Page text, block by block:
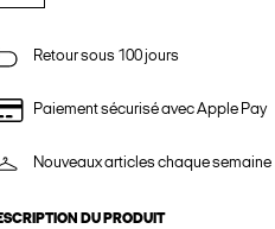
Retour sous 100 jours
Paiement sécurisé avec Apple Pay
Nouveaux articles chaque semaine
DU PRODUIT